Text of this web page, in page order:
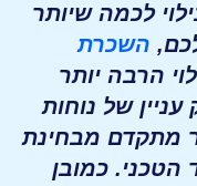
לכמה שיותר
השכרת
הרבה יותר
של נוחות
מתקדם מבחינת
כמובן